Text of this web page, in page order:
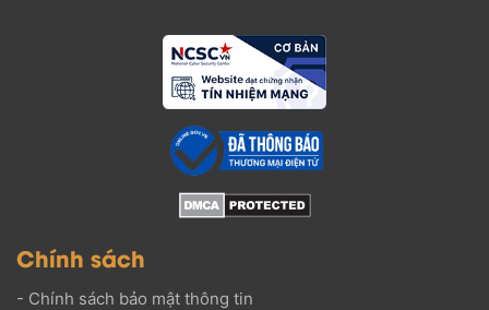
Chính sách
- Chính sách bảo mật thông tin